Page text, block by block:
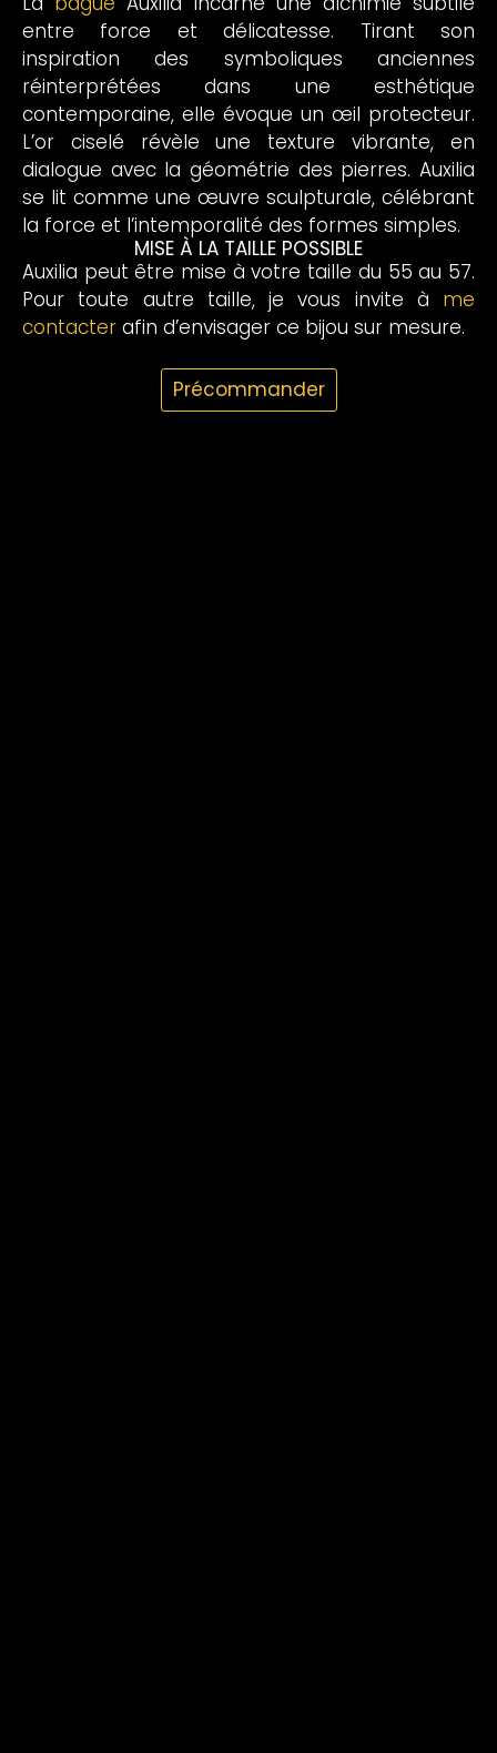
entre force et délicatesse. Tirant son
inspiration des symboliques anciennes
réinterprétées dans une esthétique
contemporaine, elle évoque un œil protecteur.
L’or ciselé révèle une texture vibrante, en
dialogue avec la géométrie des pierres. Auxilia
se lit comme une œuvre sculpturale, célébrant
la force et l’intemporalité des formes simples.
MISE À LA TAILLE POSSIBLE
Auxilia peut être mise à votre taille du 55 au 57.
Pour toute autre taille, je vous invite à me
contacter afin d’envisager ce bijou sur mesure.
Précommander